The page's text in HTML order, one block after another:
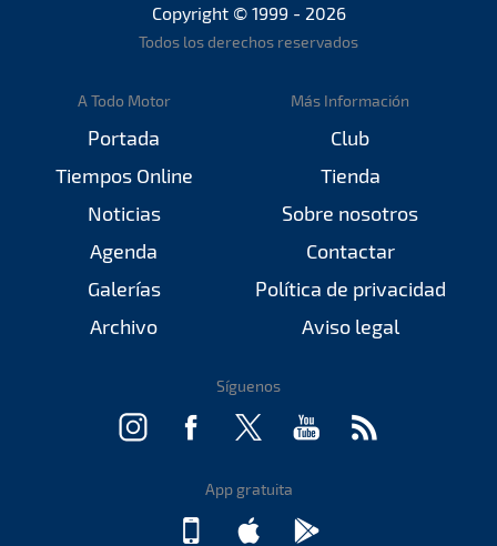
Copyright © 1999 - 2026
Todos los derechos reservados
A Todo Motor
Portada
Tiempos Online
Noticias
Agenda
Galerías
Archivo
Más Información
Club
Tienda
Sobre nosotros
Contactar
Política de privacidad
Aviso legal
Síguenos
App gratuita